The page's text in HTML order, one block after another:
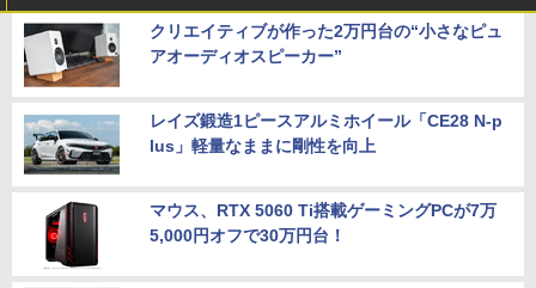
クリエイティブが作った2万円台の“小さなピュ
アオーディオスピーカー”
レイズ鍛造1ピースアルミホイール「CE28 N-p
lus」軽量なままに剛性を向上
マウス、RTX 5060 Ti搭載ゲーミングPCが7万
5,000円オフで30万円台！